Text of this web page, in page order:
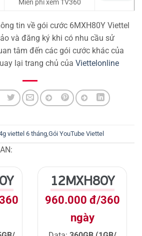
Miễn phí xem TV360
tin về gói cước 6MXH80Y Viettel
và đăng ký khi có nhu cầu sử
tâm đến các gói cước khác của
lại trang chủ của Viettelonline
viettel 6 tháng Gói YouTube Viettel
12MXH80Y
960.000 đ/360
ngày